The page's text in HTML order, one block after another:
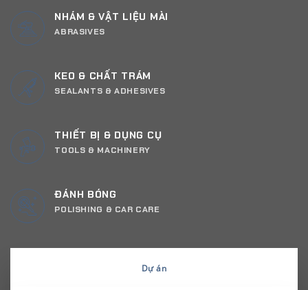
NHÁM & VẬT LIỆU MÀI
ABRASIVES
KEO & CHẤT TRÁM
SEALANTS & ADHESIVES
THIẾT BỊ & DỤNG CỤ
TOOLS & MACHINERY
ĐÁNH BÓNG
POLISHING & CAR CARE
Dự án